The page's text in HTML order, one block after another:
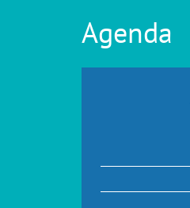
Agenda